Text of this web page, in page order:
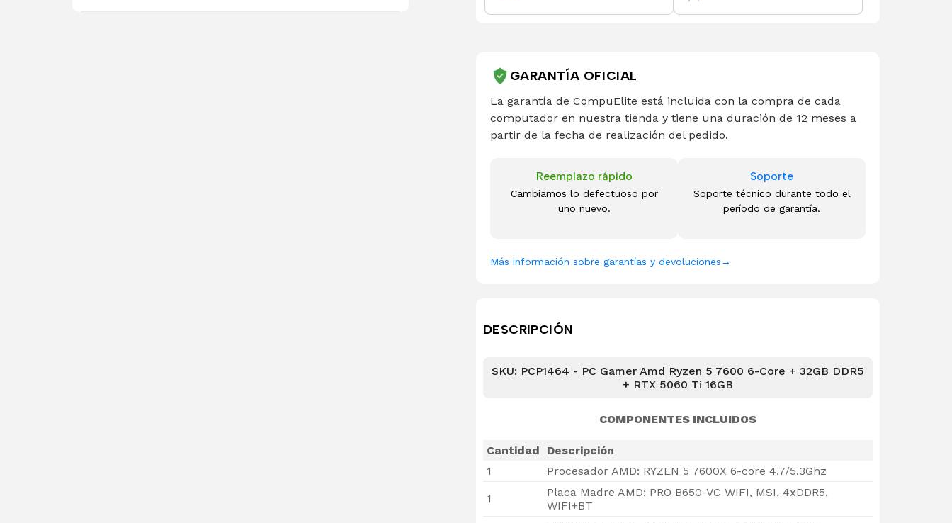
GARANTÍA OFICIAL
La garantía de CompuElite está incluida con la compra de cada
computador en nuestra tienda y tiene una duración de 12 meses a
partir de la fecha de realización del pedido.
Reemplazo rápido
Cambiamos lo defectuoso por
uno nuevo.
Soporte
Soporte técnico durante todo el
período de garantía.
Más información sobre garantías y devoluciones→
DESCRIPCIÓN
SKU: PCP1464 - PC Gamer Amd Ryzen 5 7600 6-Core + 32GB DDR5
+ RTX 5060 Ti 16GB
COMPONENTES INCLUIDOS
Cantidad
Descripción
1
Procesador AMD: RYZEN 5 7600X 6-core 4.7/5.3Ghz
1
Placa Madre AMD: PRO B650-VC WIFI, MSI, 4xDDR5,
WIFI+BT